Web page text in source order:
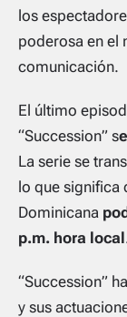
los
poderosa en el
comunicación.
El último
“Succession” s
La serie se
lo que significa
Dominicana
p.m. hora local
“Succession”
y sus